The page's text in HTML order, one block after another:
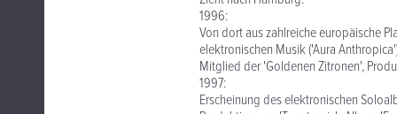
1996:
Von dort aus zahlreiche europäische
elektronischen Musik ('Aura
Mitglied der 'Goldenen Zitronen',
1997:
Erscheinung des elektronischen